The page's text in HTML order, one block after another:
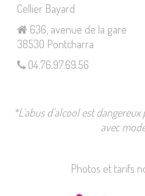
Cellier Bayard
636, avenue de la gare
38530 Pontcharra
04.76.97.69.56
*L’abus d’alcool est
avec
Photos et tarifs